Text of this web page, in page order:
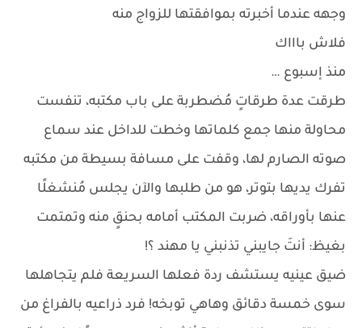
وجهه عندما أخبرته بموافقتها للزواج منه
فلاش باااك
منذ إسبوع …
طرقت عدة طرقاتٍ مُضطربة على باب مكتبه، تنفست
محاولة منها جمع كلماتها وخطت للداخل عند سماع
صوته الصارم لها، وقفت على مسافة بسيطة من مكتبه
تفرك يديها بتوتر، هو من طلبها والآن يجلس مُنشغلًا
عنها بأوراقه، ضربت المكتب أمامه بحنقٍ منه وتمتمت
بغيظ: أنتَ جايبني تذنبني يا مهند ؟!
ضيق عينيه يستشف ردة فعلها السريعة فلم يتجاهلها
سوى خمسة دقائق وهاهي توبخه! فرد ذراعيه بالفراغ من